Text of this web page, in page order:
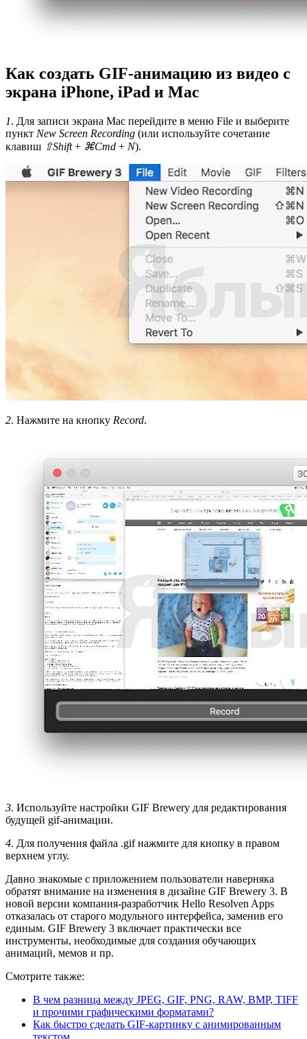
Как создать GIF-анимацию из видео с
экрана iPhone, iPad и Mac
1. Для записи экрана Mac перейдите в меню File и выберите
пункт New Screen Recording (или используйте сочетание
клавиш ⇧Shift+ ⌘Cmd + N).
2. Нажмите на кнопку Record.
3. Используйте настройки GIF Brewery для редактирования
будущей gif-анимации.
4. Для получения файла .gif нажмите для кнопку в правом
верхнем углу.
Давно знакомые с приложением пользователи наверняка
обратят внимание на изменения в дизайне GIF Brewery 3. В
новой версии компания-разработчик Hello Resolven Apps
отказалась от старого модульного интерфейса, заменив его
единым. GIF Brewery 3 включает практически все
инструменты, необходимые для создания обучающих
анимаций, мемов и пр.
Смотрите также:
В чем разница между JPEG, GIF, PNG, RAW, BMP, TIFF
и прочими графическими форматами?
Как быстро сделать GIF-картинку с анимированным